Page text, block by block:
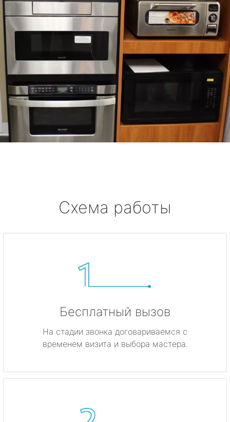
Схема работы
Бесплатный вызов
На стадии звонка договариваемся с
временем визита и выбора мастера.